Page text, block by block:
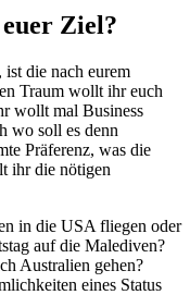
Ziel?
die nach eurem
Traum wollt ihr euch
wollt mal Business
wo soll es denn
Präferenz, was die
ihr die nötigen
in die USA fliegen oder
auf die Malediven?
Australien gehen?
eines Status